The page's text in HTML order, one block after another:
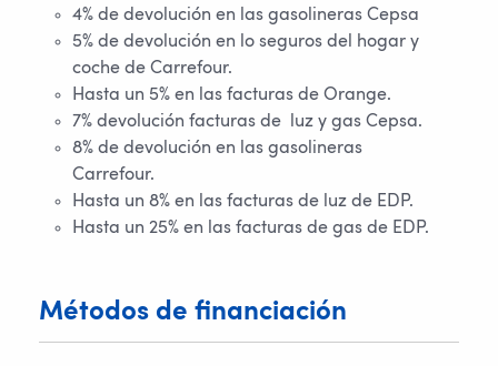
4% de devolución en las gasolineras Cepsa
5% de devolución en lo seguros del hogar y
coche de Carrefour.
Hasta un 5% en las facturas de Orange.
7% devolución facturas de luz y gas Cepsa.
8% de devolución en las gasolineras
Carrefour.
Hasta un 8% en las facturas de luz de EDP.
Hasta un 25% en las facturas de gas de EDP.
Métodos de financiación